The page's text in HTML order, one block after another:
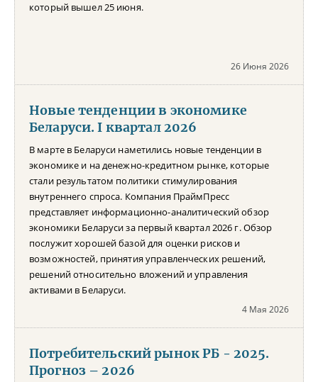
который вышел 25 июня.
26 Июня 2026
Новые тенденции в экономике
Беларуси. I квартал 2026
В марте в Беларуси наметились новые тенденции в
экономике и на денежно-кредитном рынке, которые
стали результатом политики стимулирования
внутреннего спроса. Компания ПраймПресс
представляет информационно-аналитический обзор
экономики Беларуси за первый квартал 2026 г. Обзор
послужит хорошей базой для оценки рисков и
возможностей, принятия управленческих решений,
решений относительно вложений и управления
активами в Беларуси.
4 Мая 2026
Потребительский рынок РБ - 2025.
Прогноз – 2026